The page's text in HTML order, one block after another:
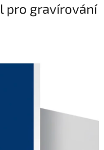
pro gravírování